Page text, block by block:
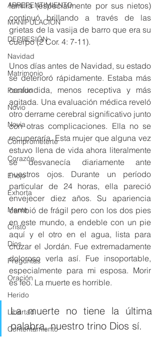
ARREPENTIMIENTO
MANIPULACIÓN
DEPRESIÓN
Navidad
Matrimonio
Pecado
Novio
Novia
Comprometerte
Corazón
Enojo
Exhorta
Mente
Cristo
Dios
Preguntas
Oración
Herido
Libertad
Contentamiento
familia (especialmente por sus nietos)
continuó brillando a través de las
grietas de la vasija de barro que era su
cuerpo (2 Cor. 4: 7-11).
Unos días antes de Navidad, su estado
se deterioró rápidamente. Estaba más
confundida, menos receptiva y más
agitada. Una evaluación médica reveló
otro derrame cerebral significativo junto
con otras complicaciones. Ella no se
recuperaría. Esta mujer que alguna vez
estuvo llena de vida ahora literalmente
se desvanecía diariamente ante
nuestros ojos. Durante un período
particular de 24 horas, ella pareció
envejecer diez años. Su apariencia
cambió de frágil pero con los dos pies
en este mundo, a endeble con un pie
aquí y el otro en el agua, lista para
cruzar el Jordán. Fue extremadamente
doloroso verla así. Fue insoportable,
especialmente para mi esposa. Morir
es feo. La muerte es horrible.
La muerte no tiene la última
palabra, nuestro trino Dios sí.